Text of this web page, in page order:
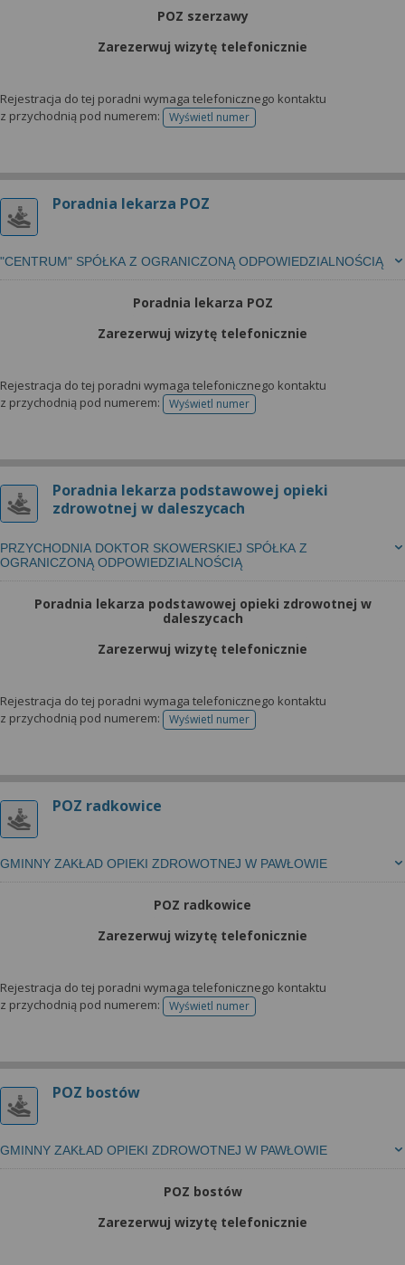
POZ szerzawy
Zarezerwuj wizytę telefonicznie
Rejestracja do tej poradni wymaga telefonicznego kontaktu
z przychodnią pod numerem:
Wyświetl numertelefonu do rejestracji
Poradnia lekarza POZ
"CENTRUM" SPÓŁKA Z OGRANICZONĄ ODPOWIEDZIALNOŚCIĄ
Poradnia lekarza POZ
Zarezerwuj wizytę telefonicznie
Rejestracja do tej poradni wymaga telefonicznego kontaktu
z przychodnią pod numerem:
Wyświetl numertelefonu do rejestracji
Poradnia lekarza podstawowej opieki
zdrowotnej w daleszycach
PRZYCHODNIA DOKTOR SKOWERSKIEJ SPÓŁKA Z
OGRANICZONĄ ODPOWIEDZIALNOŚCIĄ
Poradnia lekarza podstawowej opieki zdrowotnej w
daleszycach
Zarezerwuj wizytę telefonicznie
Rejestracja do tej poradni wymaga telefonicznego kontaktu
z przychodnią pod numerem:
Wyświetl numertelefonu do rejestracji
POZ radkowice
GMINNY ZAKŁAD OPIEKI ZDROWOTNEJ W PAWŁOWIE
POZ radkowice
Zarezerwuj wizytę telefonicznie
Rejestracja do tej poradni wymaga telefonicznego kontaktu
z przychodnią pod numerem:
Wyświetl numertelefonu do rejestracji
POZ bostów
GMINNY ZAKŁAD OPIEKI ZDROWOTNEJ W PAWŁOWIE
POZ bostów
Zarezerwuj wizytę telefonicznie